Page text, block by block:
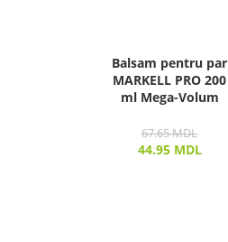
Balsam pentru par
MARKELL PRO 200
ml Mega-Volum
67.65MDL
44.95 MDL